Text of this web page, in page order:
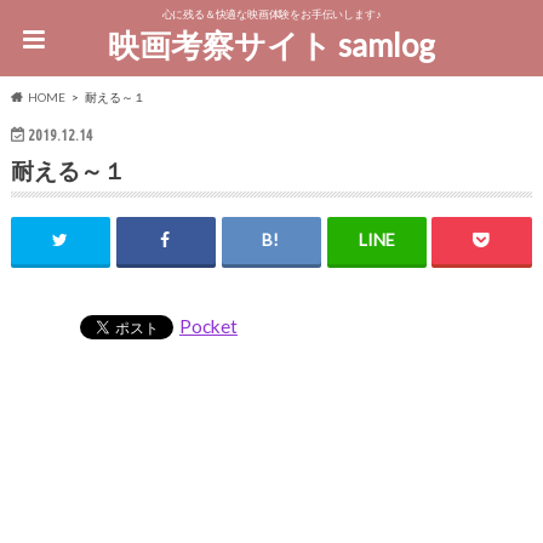
心に残る＆快適な映画体験をお手伝いします♪
映画考察サイト samlog
HOME 耐える～１
2019.12.14
耐える～１
Pocket